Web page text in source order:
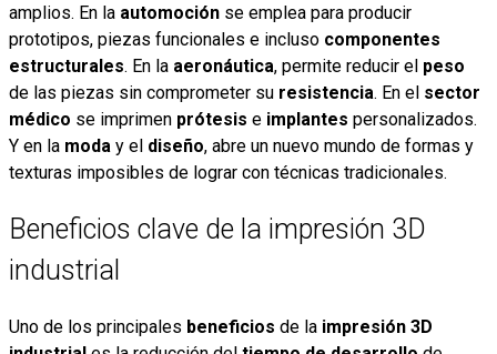
amplios. En la automoción se emplea para producir
prototipos, piezas funcionales e incluso componentes
estructurales. En la aeronáutica, permite reducir el peso
de las piezas sin comprometer su resistencia. En el sector
médico se imprimen prótesis e implantes personalizados.
Y en la moda y el diseño, abre un nuevo mundo de formas y
texturas imposibles de lograr con técnicas tradicionales.
Beneficios clave de la impresión 3D
industrial
Uno de los principales beneficios de la impresión 3D